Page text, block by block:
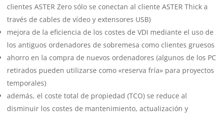
clientes ASTER Zero sólo se conectan al cliente ASTER Thick a
través de cables de vídeo y extensores USB)
mejora de la eficiencia de los costes de VDI mediante el uso de
los antiguos ordenadores de sobremesa como clientes gruesos
ahorro en la compra de nuevos ordenadores (algunos de los PC
retirados pueden utilizarse como «reserva fría» para proyectos
temporales)
además, el coste total de propiedad (TCO) se reduce al
disminuir los costes de mantenimiento, actualización y